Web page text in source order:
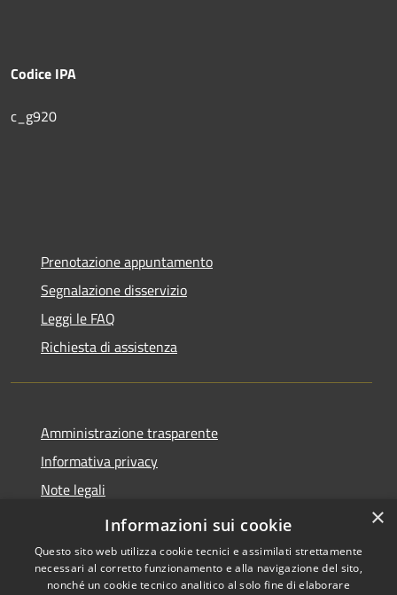
Codice IPA
c_g920
Prenotazione appuntamento
Segnalazione disservizio
Leggi le FAQ
Richiesta di assistenza
Amministrazione trasparente
Informativa privacy
Note legali
Dichiarazione di accessibilità
×
Informazioni sui cookie
Questo sito web utilizza cookie tecnici e assimilati strettamente
necessari al corretto funzionamento e alla navigazione del sito,
nonché un cookie tecnico analitico al solo fine di elaborare